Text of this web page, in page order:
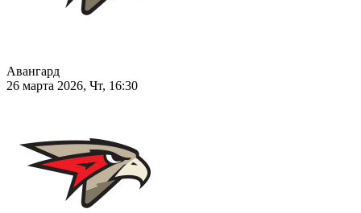
Авангард
26 марта 2026, Чт, 16:30